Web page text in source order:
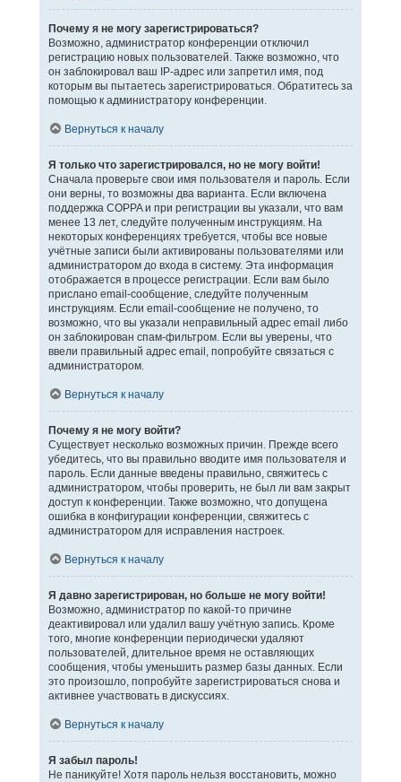
Почему я не могу зарегистрироваться?
Возможно, администратор конференции отключил
регистрацию новых пользователей. Также возможно, что
он заблокировал ваш IP-адрес или запретил имя, под
которым вы пытаетесь зарегистрироваться. Обратитесь за
помощью к администратору конференции.
Вернуться к началу
Я только что зарегистрировался, но не могу войти!
Сначала проверьте свои имя пользователя и пароль. Если
они верны, то возможны два варианта. Если включена
поддержка COPPA и при регистрации вы указали, что вам
менее 13 лет, следуйте полученным инструкциям. На
некоторых конференциях требуется, чтобы все новые
учётные записи были активированы пользователями или
администратором до входа в систему. Эта информация
отображается в процессе регистрации. Если вам было
прислано email-сообщение, следуйте полученным
инструкциям. Если email-сообщение не получено, то
возможно, что вы указали неправильный адрес email либо
он заблокирован спам-фильтром. Если вы уверены, что
ввели правильный адрес email, попробуйте связаться с
администратором.
Вернуться к началу
Почему я не могу войти?
Существует несколько возможных причин. Прежде всего
убедитесь, что вы правильно вводите имя пользователя и
пароль. Если данные введены правильно, свяжитесь с
администратором, чтобы проверить, не был ли вам закрыт
доступ к конференции. Также возможно, что допущена
ошибка в конфигурации конференции, свяжитесь с
администратором для исправления настроек.
Вернуться к началу
Я давно зарегистрирован, но больше не могу войти!
Возможно, администратор по какой-то причине
деактивировал или удалил вашу учётную запись. Кроме
того, многие конференции периодически удаляют
пользователей, длительное время не оставляющих
сообщения, чтобы уменьшить размер базы данных. Если
это произошло, попробуйте зарегистрироваться снова и
активнее участвовать в дискуссиях.
Вернуться к началу
Я забыл пароль!
Не паникуйте! Хотя пароль нельзя восстановить, можно